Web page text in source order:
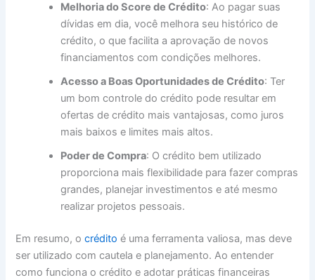
Melhoria do Score de Crédito: Ao pagar suas
dívidas em dia, você melhora seu histórico de
crédito, o que facilita a aprovação de novos
financiamentos com condições melhores.
Acesso a Boas Oportunidades de Crédito: Ter
um bom controle do crédito pode resultar em
ofertas de crédito mais vantajosas, como juros
mais baixos e limites mais altos.
Poder de Compra: O crédito bem utilizado
proporciona mais flexibilidade para fazer compras
grandes, planejar investimentos e até mesmo
realizar projetos pessoais.
Em resumo, ocrédito é uma ferramenta valiosa, mas deve
ser utilizado com cautela e planejamento. Ao entender
como funciona o crédito e adotar práticas financeiras